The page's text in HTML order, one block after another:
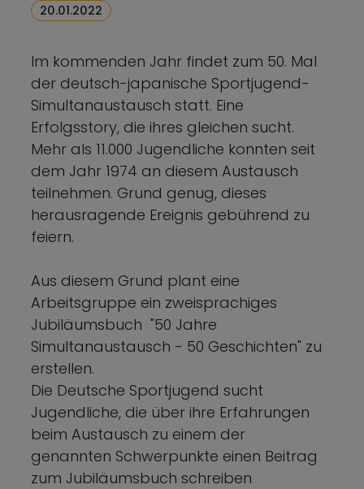
20.01.2022
Im kommenden Jahr findet zum 50. Mal
der deutsch-japanische Sportjugend-
Simultanaustausch statt. Eine
Erfolgsstory, die ihres gleichen sucht.
Mehr als 11.000 Jugendliche konnten seit
dem Jahr 1974 an diesem Austausch
teilnehmen. Grund genug, dieses
herausragende Ereignis gebührend zu
feiern.
Aus diesem Grund plant eine
Arbeitsgruppe ein zweisprachiges
Jubiläumsbuch "50 Jahre
Simultanaustausch - 50 Geschichten" zu
erstellen.
Die Deutsche Sportjugend sucht
Jugendliche, die über ihre Erfahrungen
beim Austausch zu einem der
genannten Schwerpunkte einen Beitrag
zum Jubiläumsbuch schreiben